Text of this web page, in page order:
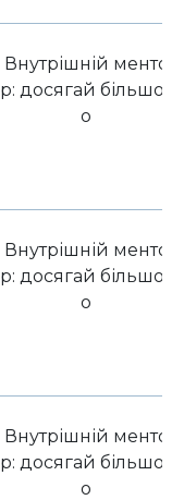
Внутрішній менто
р: досягай більшог
о
Внутрішній менто
р: досягай більшог
о
Внутрішній менто
р: досягай більшог
о